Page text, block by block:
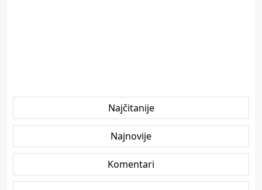
Najčitanije
Najnovije
Komentari